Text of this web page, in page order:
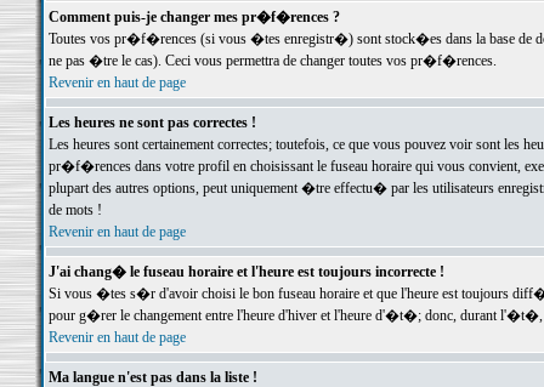
Comment puis-je changer mes pr�f�rences ?
Toutes vos pr�f�rences (si vous �tes enregistr�) sont stock�es dans la base de
ne pas �tre le cas). Ceci vous permettra de changer toutes vos pr�f�rences.
Revenir en haut de page
Les heures ne sont pas correctes !
Les heures sont certainement correctes; toutefois, ce que vous pouvez voir sont
pr�f�rences dans votre profil en choisissant le fuseau horaire qui vous convient,
plupart des autres options, peut uniquement �tre effectu� par les utilisateurs
de mots !
Revenir en haut de page
J'ai chang� le fuseau horaire et l'heure est toujours incorrecte !
Si vous �tes s�r d'avoir choisi le bon fuseau horaire et que l'heure est toujours
pour g�rer le changement entre l'heure d'hiver et l'heure d'�t�; donc, durant
Revenir en haut de page
Ma langue n'est pas dans la liste !